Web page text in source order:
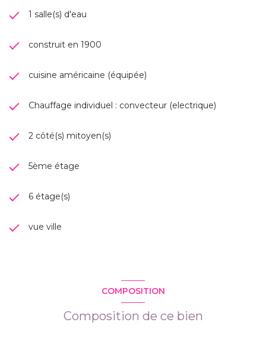
1 salle(s) d'eau
construit en 1900
cuisine américaine (équipée)
Chauffage individuel : convecteur (electrique)
2 côté(s) mitoyen(s)
5ème étage
6 étage(s)
vue ville
COMPOSITION
Composition de ce bien